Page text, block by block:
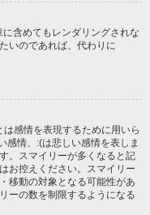
含めてもレンダリングされな
いのであれば、代わりに
感情を表現するために用いら
感情、:(は悲しい感情を表しま
。スマイリーが多くなると記
お控えください。スマイリー
移動の対象となる可能性があ
ーの数を制限するようになる